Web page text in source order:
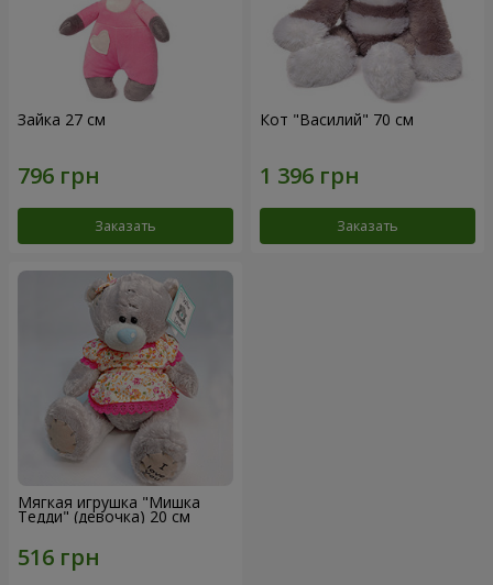
Зайка 27 см
Заказать
Кот "Василий" 70 см
Заказать
Мягкая игрушка "Мишка
Тедди" (девочка) 20 см